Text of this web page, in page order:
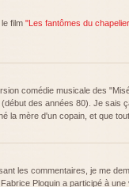
film "Les fantômes du
comédie musicale des
des années 80). Je sais
la mère d'un copain, et que
les commentaires, je me
Ploquin a participé à